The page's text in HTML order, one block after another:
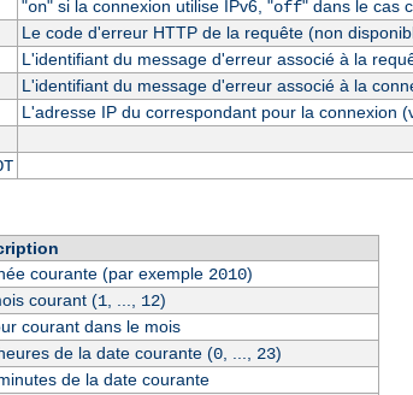
"on" si la connexion utilise IPv6, "off" dans le cas
Le code d'erreur HTTP de la requête (non
L'identifiant du message d'erreur associé à la
L'identifiant du message d'erreur associé à la
L'adresse IP du correspondant pour la connexion
courante (par exemple 2010)
courant (1 12)
courant dans le mois
de la date courante (0, ..., 23)
de la date courante